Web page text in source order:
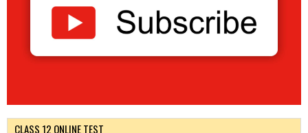
CLASS 12 ONLINE TEST